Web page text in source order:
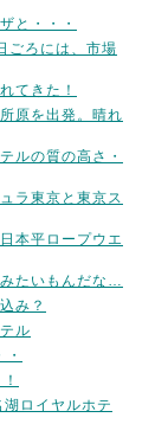
と・・・
ごろには、市場
てきた！
原を出発。晴れ
ルの質の高さ・
ラ東京と東京ス
本平ロープウエ
たいもんだな…
み？
ル
ロイヤルホテ